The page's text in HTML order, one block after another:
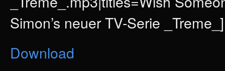
Simon’s neuer TV-Serie _Treme_]
Download